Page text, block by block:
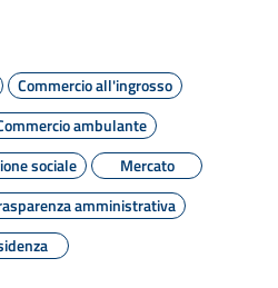
Commercio all'ingrosso
ambulante
sociale
Mercato
amministrativa